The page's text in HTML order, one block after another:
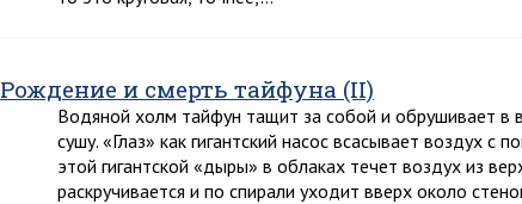
Рождение и смерть тайфуна (II)
Водяной холм тайфун тащит за собой и обрушивает в
сушу. «Глаз» как гигантский насос всасывает воздух с
этой гигантской «дыры» в облаках течет воздух из
раскручивается и по спирали уходит вверх около